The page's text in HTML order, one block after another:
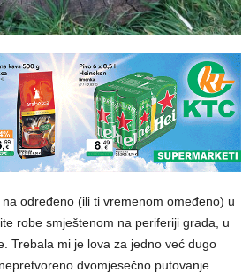
određeno (ili ti vremenom omeđeno) u
robe smještenom na periferiji grada, u
Trebala mi je lova za jedno već dugo
dvomjesečno putovanje